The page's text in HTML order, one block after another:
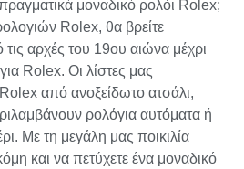
μοναδικό ρολόι Rolex;
Rolex, θα βρείτε
αρχές του 19ου αιώνα μέχρι
Rolex. Οι λίστες μας
από ανοξείδωτο ατσάλι,
ρολόγια αυτόματα ή
Με τη μεγάλη μας ποικιλία
και να πετύχετε ένα μοναδικό